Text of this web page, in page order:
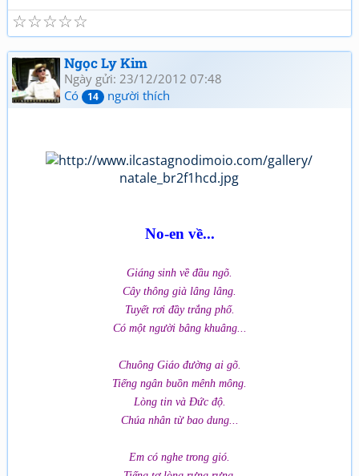
☆
☆
☆
☆
☆
Ngọc Ly Kim
Ngày gửi: 23/12/2012 07:48
Có
14 người thích
No-en về...
Giáng sinh về đầu ngõ.
Cây thông già lâng lâng.
Tuyết rơi đầy trắng phố.
Có một người bâng khuâng...
Chuông Giáo đường ai gõ.
Tiếng ngân buồn mênh mông.
Lòng tin và Đức độ.
Chúa nhân từ bao dung...
Em có nghe trong gió.